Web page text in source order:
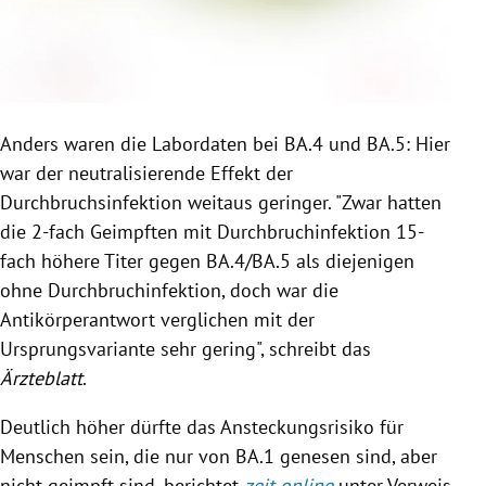
Anders waren die Labordaten bei BA.4 und BA.5: Hier
war der neutralisierende Effekt der
Durchbruchsinfektion weitaus geringer. "Zwar hatten
die 2-fach Geimpften mit Durchbruchinfektion 15-
fach höhere Titer gegen BA.4/BA.5 als diejenigen
ohne Durchbruchinfektion, doch war die
Antikörperantwort verglichen mit der
Ursprungsvariante sehr gering", schreibt das
Ärzteblatt.
Deutlich höher dürfte das Ansteckungsrisiko für
Menschen sein, die nur von BA.1 genesen sind, aber